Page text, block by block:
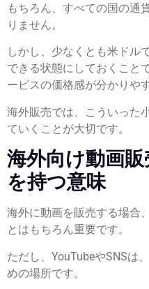
もちろん、すべての国の通
りません。
しかし、少なくとも米ドル
できる状態にしておくこと
ービスの価格感が分かりや
海外販売では、こういった
ていくことが大切です。
海外向け動画
を持つ意味
海外に動画を販売する場合
とはもちろん重要です。
ただし、YouTubeやSNSは
めの場所です。